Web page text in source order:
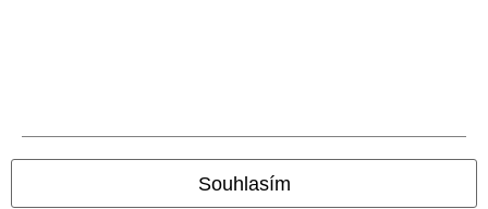
Souhlasím
© 1986-2026 EMP Merchandising